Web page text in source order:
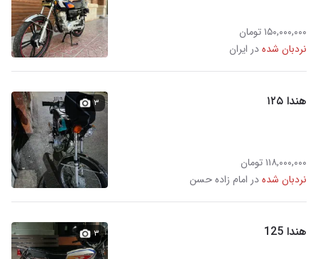
۱۵۰,۰۰۰,۰۰۰ تومان
نردبان شدهدر ایران
هندا ۱۲۵
۱۱۸,۰۰۰,۰۰۰ تومان
نردبان شدهدر امام زاده حسن
۳
هندا 125 ۳